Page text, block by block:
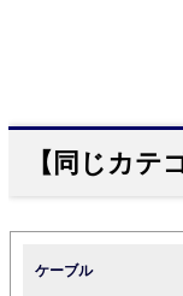
【同じカテ
ケーブル